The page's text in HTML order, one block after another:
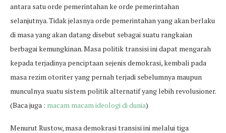
antara satu orde pemerintahan ke orde pemerintahan
selanjutnya. Tidak jelasnya orde pemerintahan yang akan berlaku
di masa yang akan datang disebut sebagai suatu rangkaian
berbagai kemungkinan. Masa politik transisi ini dapat mengarah
kepada terjadinya penciptaan sejenis demokrasi, kembali pada
masa rezim otoriter yang pernah terjadi sebelumnya maupun
munculnya suatu sistem politik alternatif yang lebih revolusioner.
(Baca juga : macam macam ideologi di dunia)
Menurut Rustow, masa demokrasi transisi ini melalui tiga